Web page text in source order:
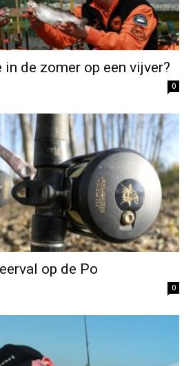
in de zomer op een vijver?
0
op de Po
0